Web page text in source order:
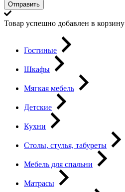
Отправить
Товар успешно добавлен в корзину
Гостиные
Шкафы
Мягкая мебель
Детские
Кухни
Столы, стулья, табуреты
Мебель для спальни
Матрасы